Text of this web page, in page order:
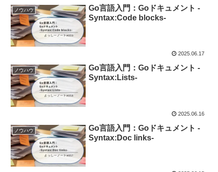
ノウハウ
Go言語入門：Goドキュメント -
Syntax:Code blocks-
2025.06.17
ノウハウ
Go言語入門：Goドキュメント -
Syntax:Lists-
2025.06.16
ノウハウ
Go言語入門：Goドキュメント -
Syntax:Doc links-